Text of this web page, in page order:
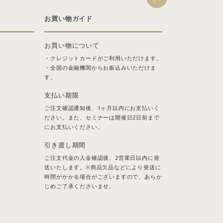
お買い物ガイド
お買い物について
・クレジットカードがご利用いただけます。
・全国の金融機関からお振込みいただけま
す。
支払い期限
ご注文確認通知後、1ヶ月以内にお支払いく
ださい。また、セミナーは開催日2日前まで
にお支払いください。
引き渡し期間
ご注文代金の入金確認後、2営業日以内に発
送いたします。※商品欠品などにより発送に
時間がかかる場合がございますので、あらか
じめご了承くださいませ。